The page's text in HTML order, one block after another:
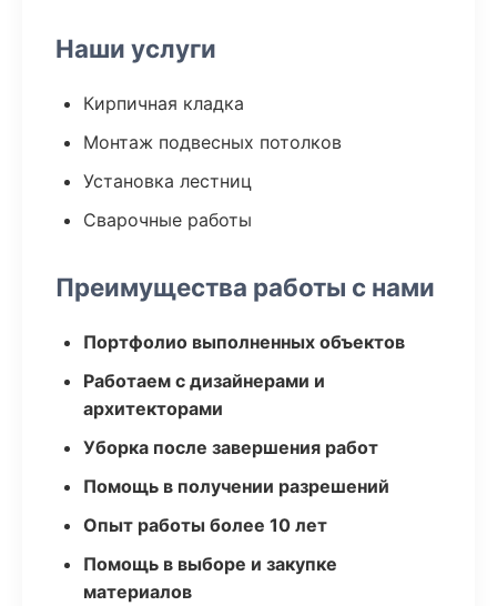
Наши услуги
Кирпичная кладка
Монтаж подвесных потолков
Установка лестниц
Сварочные работы
Преимущества работы с нами
Портфолио выполненных объектов
Работаем с дизайнерами и
архитекторами
Уборка после завершения работ
Помощь в получении разрешений
Опыт работы более 10 лет
Помощь в выборе и закупке
материалов